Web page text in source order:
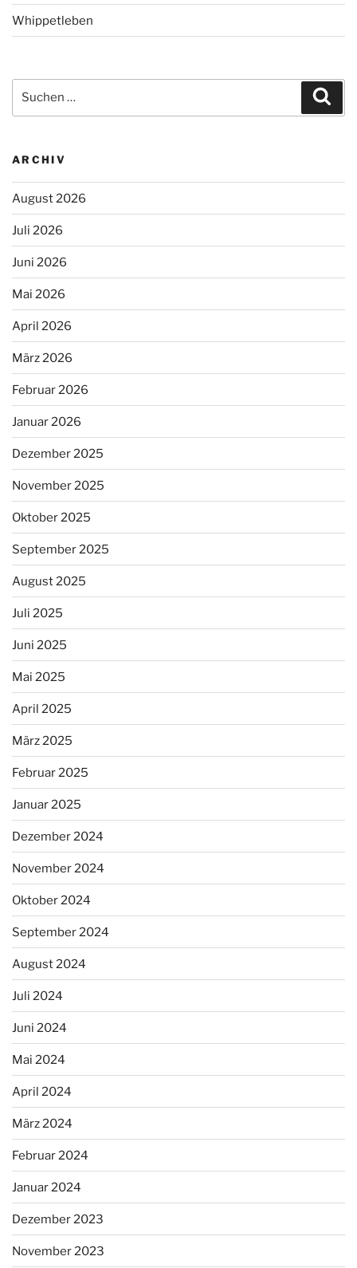
Whippetleben
nach:
ARCHIV
August 2026
Juli 2026
Juni 2026
Mai 2026
April 2026
März 2026
Februar 2026
Januar 2026
Dezember 2025
November 2025
Oktober 2025
September 2025
August 2025
Juli 2025
Juni 2025
Mai 2025
April 2025
März 2025
Februar 2025
Januar 2025
Dezember 2024
November 2024
Oktober 2024
September 2024
August 2024
Juli 2024
Juni 2024
Mai 2024
April 2024
März 2024
Februar 2024
Januar 2024
Dezember 2023
November 2023